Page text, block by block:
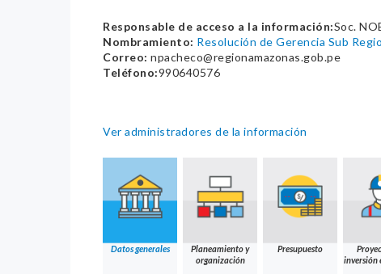
Responsable de acceso a la información:Soc.
Nombramiento: Resolución de Gerencia Sub
Correo: npacheco@regionamazonas.gob.pe
Teléfono:990640576
Ver administradores de la información
Datos generales
Planeamiento y
organización
Presupuesto
inversión